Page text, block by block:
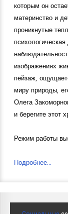
которым он
материнство и
проникнутые
изображениях
пейзаж,
миру природы,
Олега
и берегите этот
Режим работы
Подробнее...